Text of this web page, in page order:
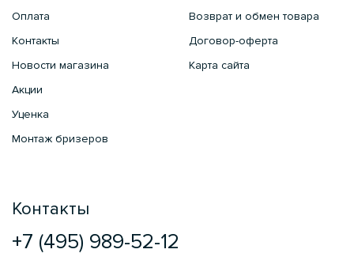
Оплата
Контакты
Новости магазина
Акции
Уценка
Монтаж бризеров
Возврат и обмен товара
Договор-оферта
Карта сайта
Контакты
+7 (495) 989-52-12